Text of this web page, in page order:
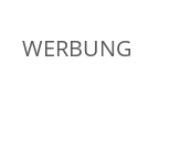
WERBUNG